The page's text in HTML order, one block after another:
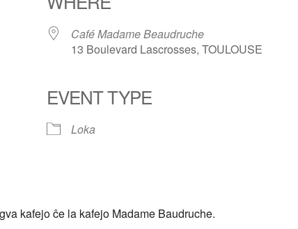
Café Madame Beaudruche
13 Boulevard Lascrosses, TOULOUSE
EVENT TYPE
Loka
kafejo ĉe la kafejo Madame Baudruche.